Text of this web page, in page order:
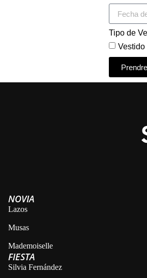
Tipo de
Vestido
NOVIA
Lazos
Musas
Mademoiselle
FIESTA
Silvia Fernández